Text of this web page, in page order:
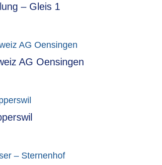
– Gleis 1
AG Oensingen